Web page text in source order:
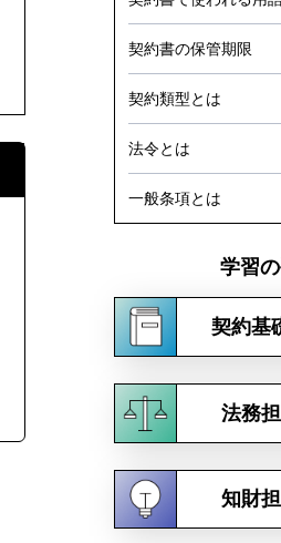
契約書の保管期限
契約類型とは
法令とは
一般条項とは
学習
契約基
法務
知財